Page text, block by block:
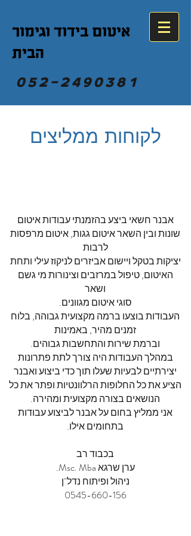
איטום בידוד וגימור
הבית
052-2490381
אבנר חשאי ביצע בהזמנתי עבודות איטום
שונות ובין השאר איטום גגות, איטום מרפסות
לרבות
יציקות בטקל ויישום אביזרים לניקוז עילי ותחת
האיטום, טיפול במרזבים וצינורות מי גשם
ושאר
סוגי איטום מגוונים.
העבודות בוצעו ברמה מקצועית גבוהה, בלוח
זמנים מהיר, באמינות
וברמת שירות והתחשבות גבוהים.
במהלך העבודות היה צורך לתת פתרונות
יצירתיים לבעיות שעלו תוך כדי ביצוע ואבנר
הציע את כל החלופות הרלוונטיות ופתר את כל
הנושאים בצורה מקצועית ומהירה.
אני ממליץ בחום על אבנר לביצוע עבודות
בתחומים אילו.
בכבוד רב
ערן שרגא Msc. Mba.
ניהול ופיתוח נדל"ן
0545-660-156
לקוחות ממליצים